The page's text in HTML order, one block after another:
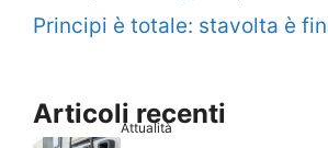
Principi è totale: stavolta è
Articoli recenti
Attualità